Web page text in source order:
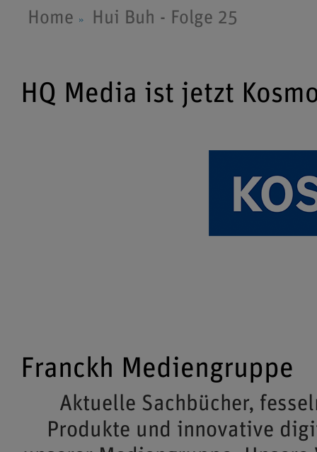
Home Hui Buh - Folge 25
HQ Media ist jetzt
Franckh Mediengruppe
Aktuelle Sachbücher,
Produkte und innovative